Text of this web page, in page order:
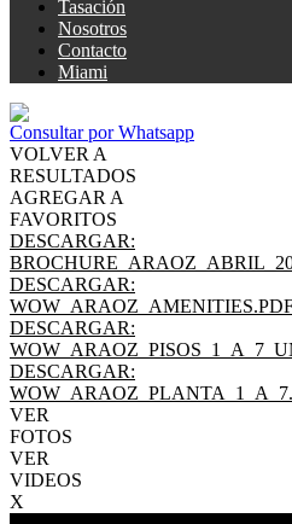
Tasación
Nosotros
Contacto
Miami
Consultar por Whatsapp
VOLVER A
RESULTADOS
AGREGAR A
FAVORITOS
DESCARGAR:
DESCARGAR:
DESCARGAR:
DESCARGAR:
VER
FOTOS
VER
VIDEOS
X